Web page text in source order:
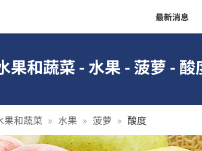
最新消息
果和蔬菜 - 水果 - 菠萝 - 酸
果和蔬菜 水果 菠萝 酸度